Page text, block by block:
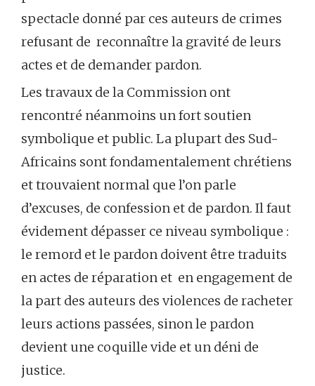
spectacle donné par ces auteurs de crimes
refusant de reconnaître la gravité de leurs
actes et de demander pardon.
Les travaux de la Commission ont
rencontré néanmoins un fort soutien
symbolique et public. La plupart des Sud-
Africains sont fondamentalement chrétiens
et trouvaient normal que l’on parle
d’excuses, de confession et de pardon. Il faut
évidement dépasser ce niveau symbolique :
le remord et le pardon doivent être traduits
en actes de réparation et en engagement de
la part des auteurs des violences de racheter
leurs actions passées, sinon le pardon
devient une coquille vide et un déni de
justice.